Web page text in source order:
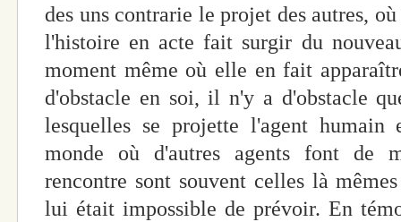
des uns contrarie le projet des autres,
l'histoire en acte fait surgir du
moment même où elle en fait
d'obstacle en soi, il n'y a d'obstacle
lesquelles se projette l'agent
monde où d'autres agents font de
rencontre sont souvent celles là
lui était impossible de prévoir. En